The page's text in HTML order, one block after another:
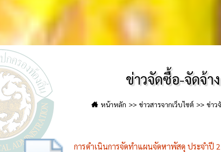
ข่าวจัดซื้อ-จัดจ้าง
หน้าหลัก ข่าวสารจากเว็บไซต์ ข่าว
การดำเนินการจัดทำแผนจัดหาพัสดุ ประจำปี